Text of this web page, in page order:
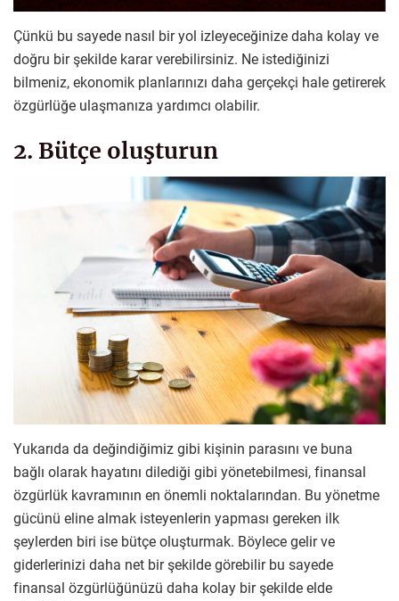
Çünkü bu sayede nasıl bir yol izleyeceğinize daha kolay ve
doğru bir şekilde karar verebilirsiniz. Ne istediğinizi
bilmeniz, ekonomik planlarınızı daha gerçekçi hale getirerek
özgürlüğe ulaşmanıza yardımcı olabilir.
2. Bütçe oluşturun
Yukarıda da değindiğimiz gibi kişinin parasını ve buna
bağlı olarak hayatını dilediği gibi yönetebilmesi, finansal
özgürlük kavramının en önemli noktalarından. Bu yönetme
gücünü eline almak isteyenlerin yapması gereken ilk
şeylerden biri ise bütçe oluşturmak. Böylece gelir ve
giderlerinizi daha net bir şekilde görebilir bu sayede
finansal özgürlüğünüzü daha kolay bir şekilde elde